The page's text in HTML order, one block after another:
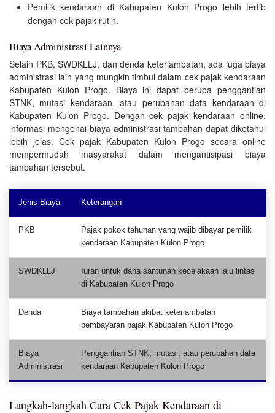
Pemilik kendaraan di Kabupaten Kulon Progo lebih tertib
dengan cek pajak rutin.
Biaya Administrasi Lainnya
Selain PKB, SWDKLLJ, dan denda keterlambatan, ada juga biaya
administrasi lain yang mungkin timbul dalam cek pajak kendaraan
Kabupaten Kulon Progo. Biaya ini dapat berupa penggantian
STNK, mutasi kendaraan, atau perubahan data kendaraan di
Kabupaten Kulon Progo. Dengan cek pajak kendaraan online,
informasi mengenai biaya administrasi tambahan dapat diketahui
lebih jelas. Cek pajak Kabupaten Kulon Progo secara online
mempermudah masyarakat dalam mengantisipasi biaya
tambahan tersebut.
Jenis Biaya Keterangan
PKB
Pajak pokok tahunan yang wajib dibayar pemilik
kendaraan Kabupaten Kulon Progo
SWDKLLJ
Iuran untuk dana santunan kecelakaan lalu lintas
di Kabupaten Kulon Progo
Denda
Biaya tambahan akibat keterlambatan
pembayaran pajak Kabupaten Kulon Progo
Biaya
Administrasi
Penggantian STNK, mutasi, atau perubahan data
kendaraan Kabupaten Kulon Progo
Langkah-langkah Cara Cek Pajak Kendaraan di